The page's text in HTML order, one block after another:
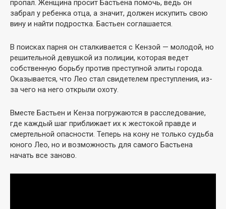
пропал. Женщина просит Бастьена помочь, ведь он
забрал у ребенка отца, а значит, должен искупить свою
вину и найти подростка. Бастьен соглашается.
В поисках парня он сталкивается с Кензой — молодой, но
решительной девушкой из полиции, которая ведет
собственную борьбу против преступной элиты города.
Оказывается, что Лео стал свидетелем преступления, из-
за чего на него открыли охоту.
Вместе Бастьен и Кенза погружаются в расследование,
где каждый шаг приближает их к жестокой правде и
смертельной опасности. Теперь на кону не только судьба
юного Лео, но и возможность для самого Бастьена
начать все заново.